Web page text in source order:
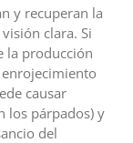
y recuperan la
clara. Si
la producción
causar
los párpados) y
del